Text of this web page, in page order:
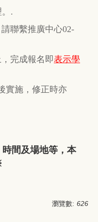
.
聯繫推廣中心02-
完成報名即表示學
實施，修正時亦
間及場地等，本
瀏覽數: 626